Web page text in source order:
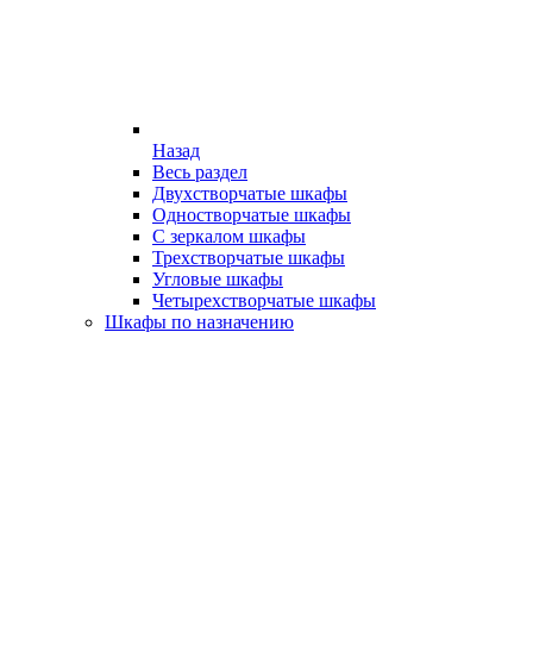
Назад
Весь раздел
Двухстворчатые шкафы
Одностворчатые шкафы
С зеркалом шкафы
Трехстворчатые шкафы
Угловые шкафы
Четырехстворчатые шкафы
Шкафы по назначению